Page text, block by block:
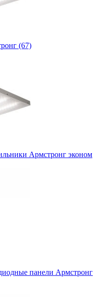
(67)
Армстронг эконом
панели Армстронг